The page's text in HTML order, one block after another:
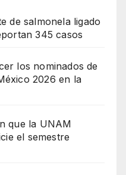
de salmonela ligado
345 casos
los nominados de
2026 en la
que la UNAM
el semestre